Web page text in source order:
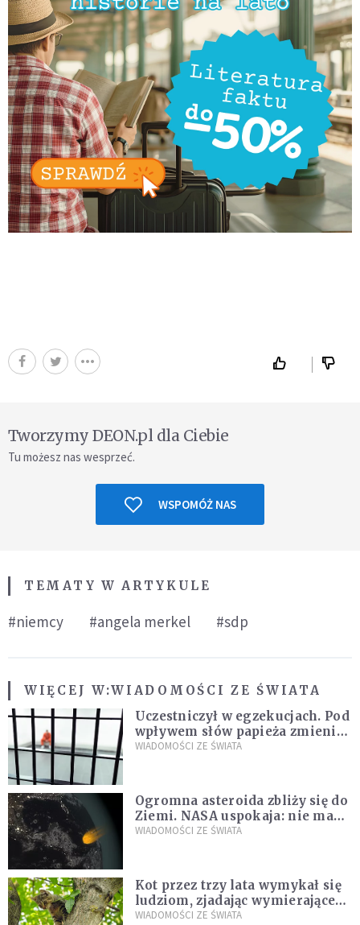
Tworzymy DEON.pl dla Ciebie
Tu możesz nas wesprzeć.
WSPOMÓŻ NAS
TEMATY W ARTYKULE
#niemcy #angela merkel #sdp
WIĘCEJ W:WIADOMOŚCI ZE ŚWIATA
Uczestniczył w egzekucjach. Pod
wpływem słów papieża zmienił
zdanie
WIADOMOŚCI ZE ŚWIATA
Ogromna asteroida zbliży się do
Ziemi. NASA uspokaja: nie ma
zagrożenia
WIADOMOŚCI ZE ŚWIATA
Kot przez trzy lata wymykał się
ludziom, zjadając wymierające
kaczki. W końcu popełnił
WIADOMOŚCI ZE ŚWIATA